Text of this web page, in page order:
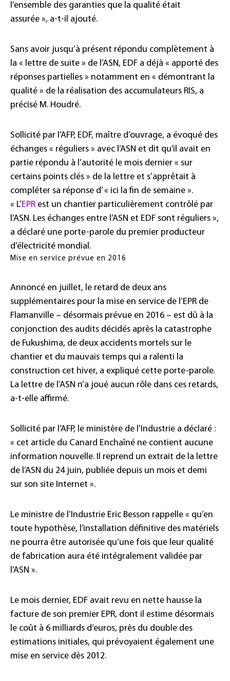
l’ensemble des garanties que la qualité était
assurée », a-t-il ajouté.
Sans avoir jusqu’à présent répondu complètement à
la « lettre de suite » de l’ASN, EDF a déjà « apporté des
réponses partielles » notamment en « démontrant la
qualité » de la réalisation des accumulateurs RIS, a
précisé M. Houdré.
Sollicité par l’AFP, EDF, maître d’ouvrage, a évoqué des
échanges « réguliers » avec l’ASN et dit qu’il avait en
partie répondu à l’autorité le mois dernier « sur
certains points clés » de la lettre et s’apprêtait à
compléter sa réponse d’ « ici la fin de semaine ».
« L’EPR est un chantier particulièrement contrôlé par
l’ASN. Les échanges entre l’ASN et EDF sont réguliers »,
a déclaré une porte-parole du premier producteur
d’électricité mondial.
Mise en service prévue en 2016
Annoncé en juillet, le retard de deux ans
supplémentaires pour la mise en service de l’EPR de
Flamanville – désormais prévue en 2016 – est dû à la
conjonction des audits décidés après la catastrophe
de Fukushima, de deux accidents mortels sur le
chantier et du mauvais temps qui a ralenti la
construction cet hiver, a expliqué cette porte-parole.
La lettre de l’ASN n’a joué aucun rôle dans ces retards,
a-t-elle affirmé.
Sollicité par l’AFP, le ministère de l’Industrie a déclaré :
« cet article du Canard Enchaîné ne contient aucune
information nouvelle. Il reprend un extrait de la lettre
de l’ASN du 24 juin, publiée depuis un mois et demi
sur son site Internet ».
Le ministre de l’Industrie Eric Besson rappelle « qu’en
toute hypothèse, l’installation définitive des matériels
ne pourra être autorisée qu’une fois que leur qualité
de fabrication aura été intégralement validée par
l’ASN ».
Le mois dernier, EDF avait revu en nette hausse la
facture de son premier EPR, dont il estime désormais
le coût à 6 milliards d’euros, près du double des
estimations initiales, qui prévoyaient également une
mise en service dès 2012.